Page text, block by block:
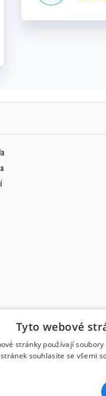
Tyto webové
stránky používají
souhlasíte se všemi